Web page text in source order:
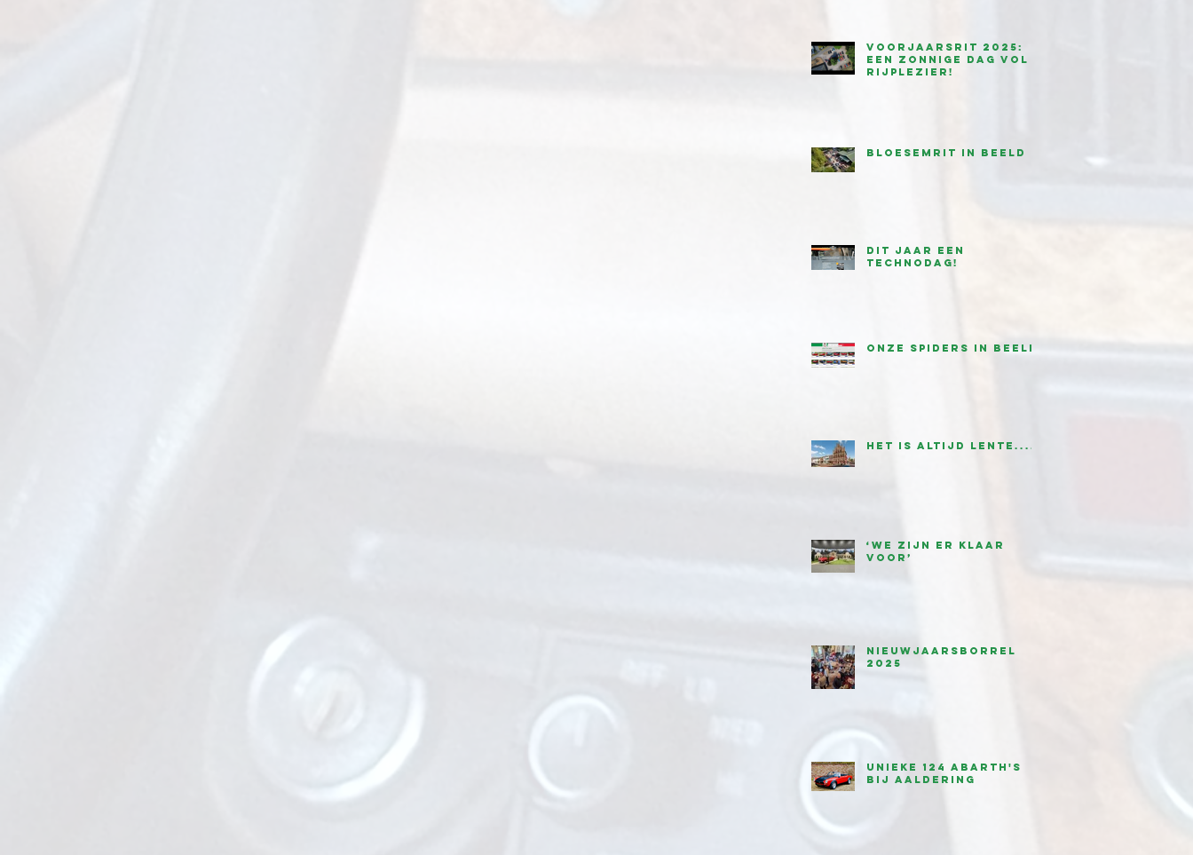
Voorjaarsrit 2025:
een zonnige dag vol
rijplezier!
Bloesemrit in beeld
Dit jaar een
technodag!
onze Spiders in beeld
Het is altijd lente....
‘We zijn er klaar
voor’
Nieuwjaarsborrel
2025
Unieke 124 Abarth's
bij Aaldering